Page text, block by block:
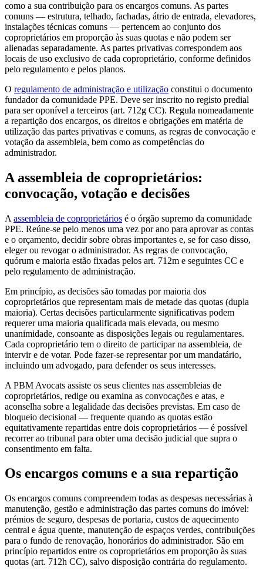
como a sua contribuição para os encargos comuns. As partes
comuns — estrutura, telhado, fachadas, átrio de entrada, elevadores,
instalações técnicas comuns — pertencem ao conjunto dos
coproprietários em proporção às suas quotas e não podem ser
alienadas separadamente. As partes privativas correspondem aos
locais de uso exclusivo de cada coproprietário, conforme definidos
pelo regulamento e pelos planos.
O regulamento de administração e utilização constitui o documento
fundador da comunidade PPE. Deve ser inscrito no registo predial
para ser oponível a terceiros (art. 712g CC). Regula nomeadamente
a repartição dos encargos, os direitos e obrigações em matéria de
utilização das partes privativas e comuns, as regras de convocação e
votação da assembleia, bem como as competências do
administrador.
A assembleia de coproprietários:
convocação, votação e decisões
A assembleia de coproprietários é o órgão supremo da comunidade
PPE. Reúne-se pelo menos uma vez por ano para aprovar as contas
e o orçamento, decidir sobre obras importantes e, se for caso disso,
eleger ou revogar o administrador. As regras de convocação,
quórum e maioria estão fixadas pelos art. 712m e seguintes CC e
pelo regulamento de administração.
Em princípio, as decisões são tomadas por maioria dos
coproprietários que representam mais de metade das quotas (dupla
maioria). Certas decisões particularmente significativas podem
requerer uma maioria qualificada mais elevada, ou mesmo
unanimidade, consoante as disposições legais ou regulamentares.
Cada coproprietário tem o direito de participar na assembleia, de
intervir e de votar. Pode fazer-se representar por um mandatário,
incluindo um advogado, para defender os seus interesses.
A PBM Avocats assiste os seus clientes nas assembleias de
coproprietários, redige ou examina as convocações e atas, e
aconselha sobre a legalidade das decisões previstas. Em caso de
bloqueio decisional — frequente quando as quotas estão
equitativamente repartidas entre dois coproprietários — é possível
recorrer ao tribunal para obter uma decisão judicial que supra o
consentimento em falta.
Os encargos comuns e a sua repartição
Os encargos comuns compreendem todas as despesas necessárias à
manutenção, gestão e administração das partes comuns do imóvel:
prémios de seguro, despesas de portaria, custos de aquecimento
central e água quente, manutenção de espaços verdes, contribuições
para o fundo de renovação, honorários do administrador. São em
princípio repartidos entre os coproprietários em proporção às suas
quotas (art. 712h CC), salvo disposição contrária do regulamento.